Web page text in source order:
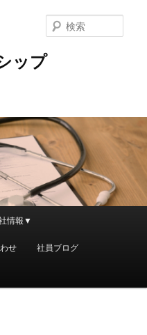
ップ
索
情報▼
せ 社員ブログ